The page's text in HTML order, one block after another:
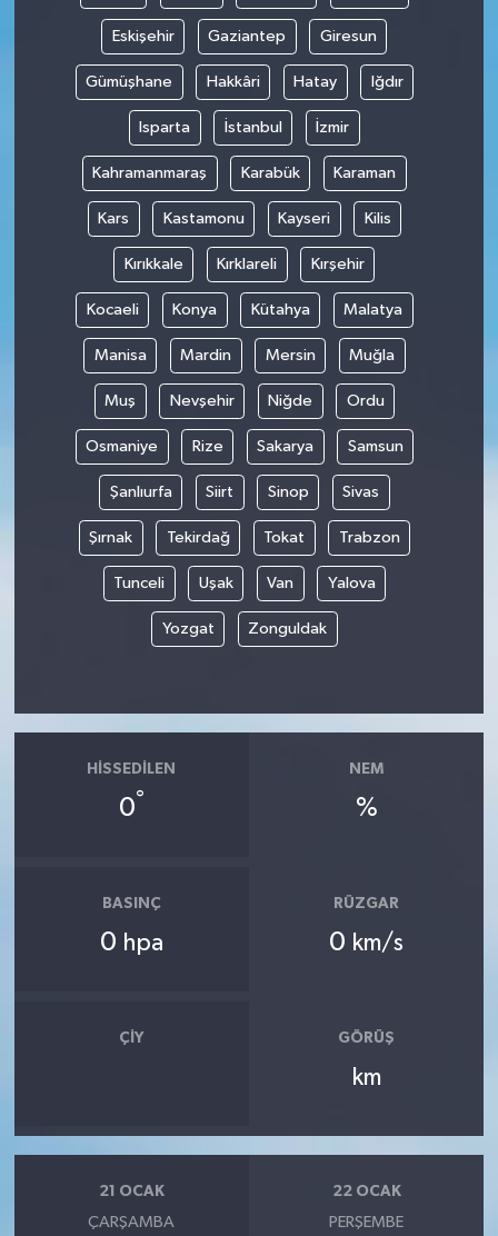
Eskişehir Gaziantep Giresun
Gümüşhane Hakkâri Hatay Iğdır
Isparta İstanbul İzmir
Kahramanmaraş Karabük Karaman
Kars Kastamonu Kayseri Kilis
Kırıkkale Kırklareli Kırşehir
Kocaeli Konya Kütahya Malatya
Manisa Mardin Mersin Muğla
Muş Nevşehir Niğde Ordu
Osmaniye Rize Sakarya Samsun
Şanlıurfa Siirt Sinop Sivas
Şırnak Tekirdağ Tokat Trabzon
Tunceli Uşak Van Yalova
Yozgat Zonguldak
HISSEDILEN
0°
NEM
%
BASINÇ
0 hpa
RÜZGAR
0 km/s
ÇIY GÖRÜŞ
km
21 OCAK
ÇARŞAMBA
22 OCAK
PERŞEMBE